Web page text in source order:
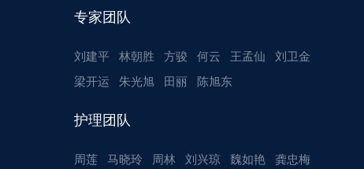
专家团队
刘建平 林朝胜 方骏 何云 王孟仙
刘卫金
梁开运
朱光旭 田丽 陈旭东
护理团队
周莲 马晓玲 周林 刘兴琼 魏如艳 龚忠梅